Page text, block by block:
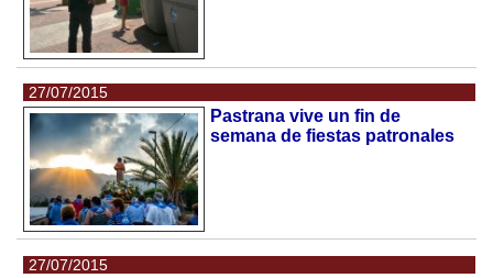
27/07/2015
Pastrana vive un fin de
semana de fiestas patronales
27/07/2015